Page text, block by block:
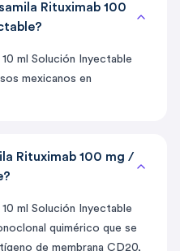
Rituximab 100
ml Solución Inyectable
mexicanos en
Rituximab 100 mg /
ml Solución Inyectable
quimérico que se
de membrana CD20,